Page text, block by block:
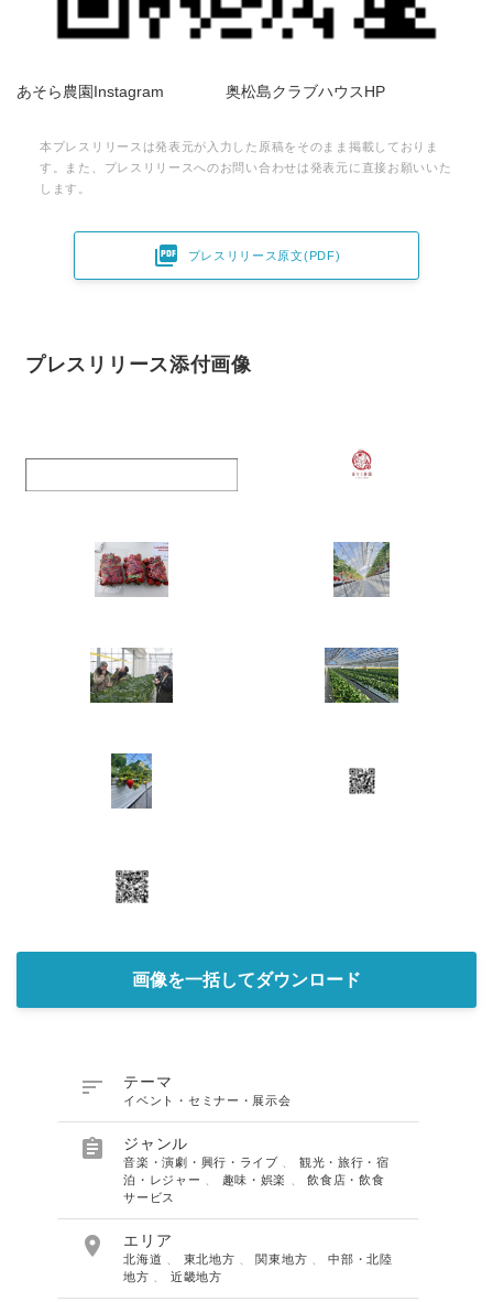
あそら農園Instagram 奥松島クラブハウスHP
本プレスリリースは発表元が入力した原稿をそのまま掲載しておりま
す。また、プレスリリースへのお問い合わせは発表元に直接お願いいた
します。
 プレスリリース原文(PDF)
プレスリリース添付画像
画像を一括してダウンロード
 テーマ
イベント・セミナー・展示会
 ジャンル
音楽・演劇・興行・ライブ
観光・旅行・宿
泊・レジャー
趣味・娯楽 、飲食店・飲食
サービス
 エリア
北海道 東北地方 関東地方 、中部・北陸
地方
近畿地方